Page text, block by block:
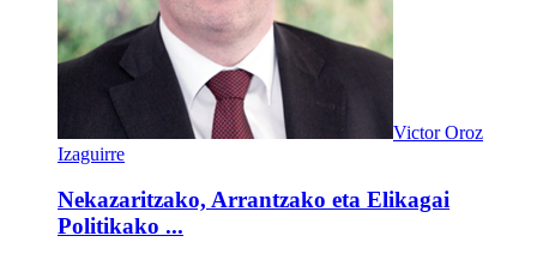
Victor Oroz
Izaguirre
Nekazaritzako, Arrantzako eta Elikagai
Politikako ...